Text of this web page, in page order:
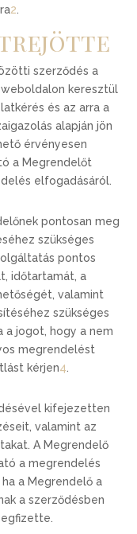
2
szerződés a
keresztül
és az arra a
alapján jön
érvényesen
a Megrendelőt
elfogadásáról.
pontosan meg
szükséges
pontos
időtartamát, a
valamint
szükséges
jogot, hogy a nem
megrendelést
kérjen4
kifejezetten
valamint az
A Megrendelő
a megrendelés
a Megrendelő a
a szerződésben